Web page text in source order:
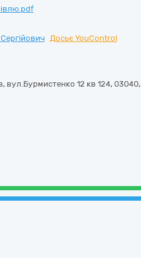
Досьє YouControl
вул.Бурмистенко 12 кв 124, 03040,